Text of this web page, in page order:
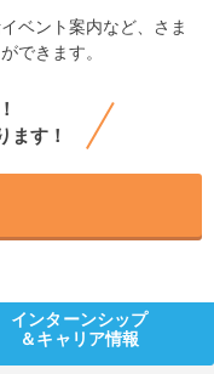
ベント案内など、さま
できます。
ます！
インターンシップ
＆キャリア情報